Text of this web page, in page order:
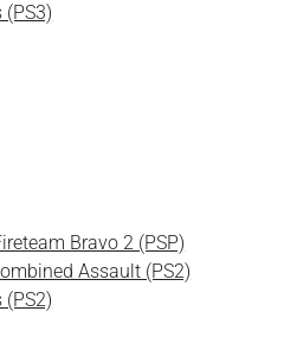
(PS3)
Bravo 2 (PSP)
Assault (PS2)
(PS2)